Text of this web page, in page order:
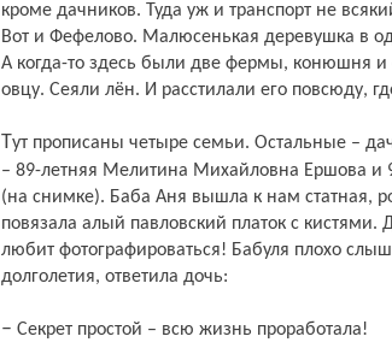
кроме дачников. Туда уж и транспорт не
Вот и Фефелово. Малюсенькая деревушка в
А когда-то здесь были две фермы, конюшня
овцу. Сеяли лён. И расстилали его повсюду,
Тут прописаны четыре семьи. Остальные – дачники. Среди местных долгожительниц
– 89-летняя Мелитина Михайловна Ершова и
(на снимке). Баба Аня вышла к нам статная,
повязала алый павловский платок с кистями.
любит фотографироваться! Бабуля плохо
долголетия, ответила дочь:
– Секрет простой – всю жизнь проработала!